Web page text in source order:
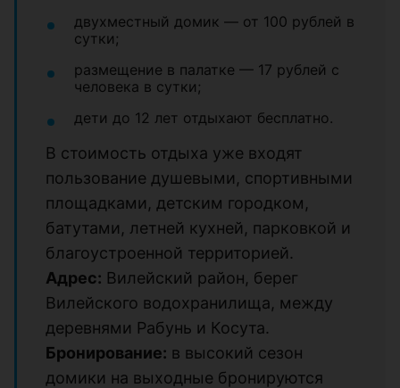
двухместный домик — от 100 рублей в
сутки;
размещение в палатке — 17 рублей с
человека в сутки;
дети до 12 лет отдыхают бесплатно.
В стоимость отдыха уже входят
пользование душевыми, спортивными
площадками, детским городком,
батутами, летней кухней, парковкой и
благоустроенной территорией.
Адрес: Вилейский район, берег
Вилейского водохранилища, между
деревнями Рабунь и Косута.
Бронирование: в высокий сезон
домики на выходные бронируются